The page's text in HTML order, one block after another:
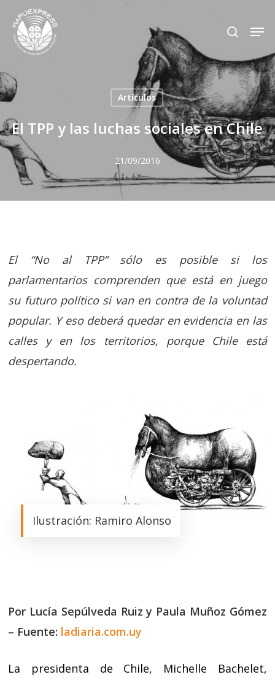
main
content
search
Artículos
El TPP y las luchas sociales en Chile
21/09/2016
El “No al TPP” sólo es posible si los
parlamentarios comprenden que está en juego
su futuro político si van en contra de la voluntad
popular. Y eso deberá quedar en evidencia en las
calles y en los territorios, porque Chile está
despertando.
Ilustración: Ramiro Alonso
Por Lucía Sepúlveda Ruiz y Paula Muñoz Gómez
– Fuente: ladiaria.com.uy
La presidenta de Chile, Michelle Bachelet,
Close
Menu